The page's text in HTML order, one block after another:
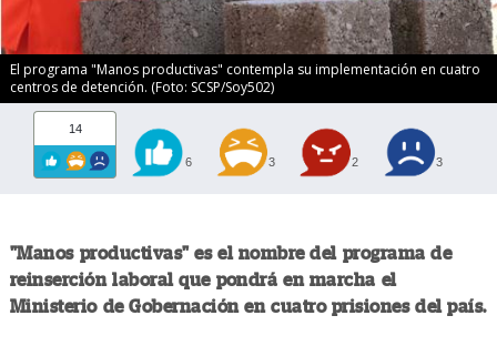
El programa "Manos productivas" contempla su implementación en cuatro
centros de detención. (Foto: SCSP/Soy502)
14
6 3 2 3
"Manos productivas" es el nombre del programa de
reinserción laboral que pondrá en marcha el
Ministerio de Gobernación en cuatro prisiones del país.